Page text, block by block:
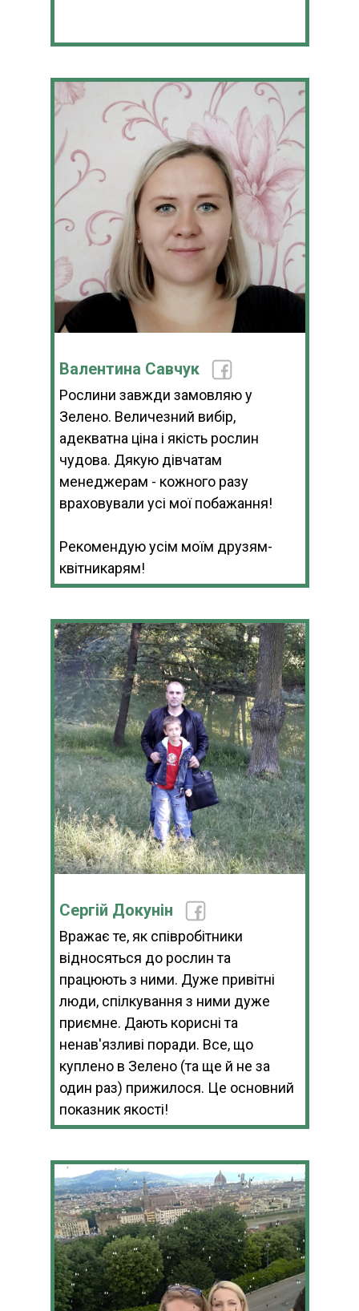
Валентина Савчук
Рослини завжди замовляю у
Зелено. Величезний вибір,
адекватна ціна і якість рослин
чудова. Дякую дівчатам
менеджерам - кожного разу
враховували усі мої побажання!
Рекомендую усім моїм друзям-
квітникарям!
Сергій Докунін
Вражає те, як співробітники
відносяться до рослин та
працюють з ними. Дуже привітні
люди, спілкування з ними дуже
приємне. Дають корисні та
ненав'язливі поради. Все, що
куплено в Зелено (та ще й не за
один раз) прижилося. Це основний
показник якості!